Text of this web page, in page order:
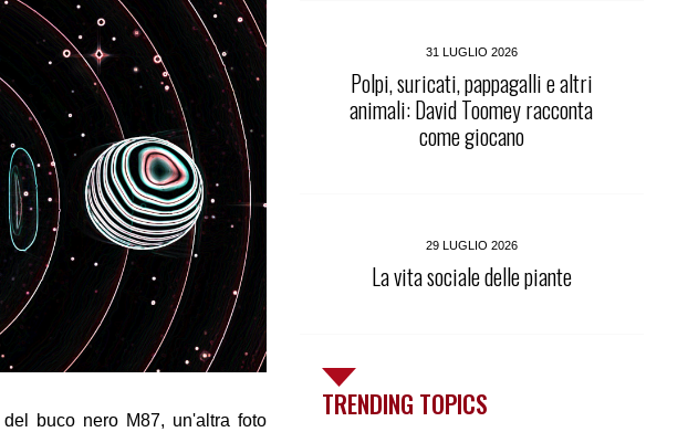
del buco nero M87, un'altra foto
31 LUGLIO 2026
Polpi, suricati, pappagalli e altri
animali: David Toomey racconta
come giocano
29 LUGLIO 2026
La vita sociale delle piante
TRENDING TOPICS